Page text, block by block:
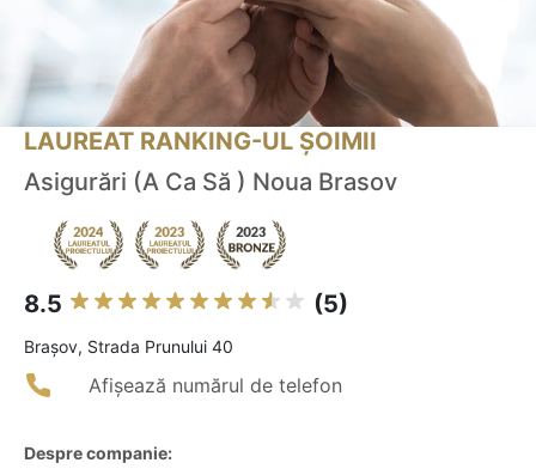
LAUREAT RANKING-UL ȘOIMII
Asigurări (A Ca Să ) Noua Brasov
8.5 (5)
Braşov, Strada Prunului 40
Afișează numărul de telefon
Despre companie: